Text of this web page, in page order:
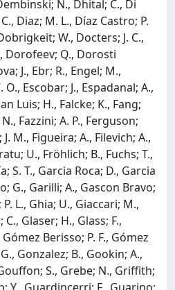
N., Dhital; C., Di
Diaz; M. L., Díaz Castro; P.
W., Docters; J. C.,
Dorofeev; Q., Dorosti
J., Ebr; R., Engel; M.,
Escobar; J., Espadanal; A.,
Luis; H., Falcke; K., Fang;
Fazzini; A. P., Ferguson;
M., Figueira; A., Filevich; A.,
U., Fröhlich; B., Fuchs; T.,
S. T., Garcia Roca; D., Garcia
G., Garilli; A., Gascon Bravo;
L., Ghia; U., Giaccari; M.,
Glaser; H., Glass; F.,
Berisso; P. F., Gómez
Gonzalez; B., Gookin; A.,
S., Grebe; N., Griffith;